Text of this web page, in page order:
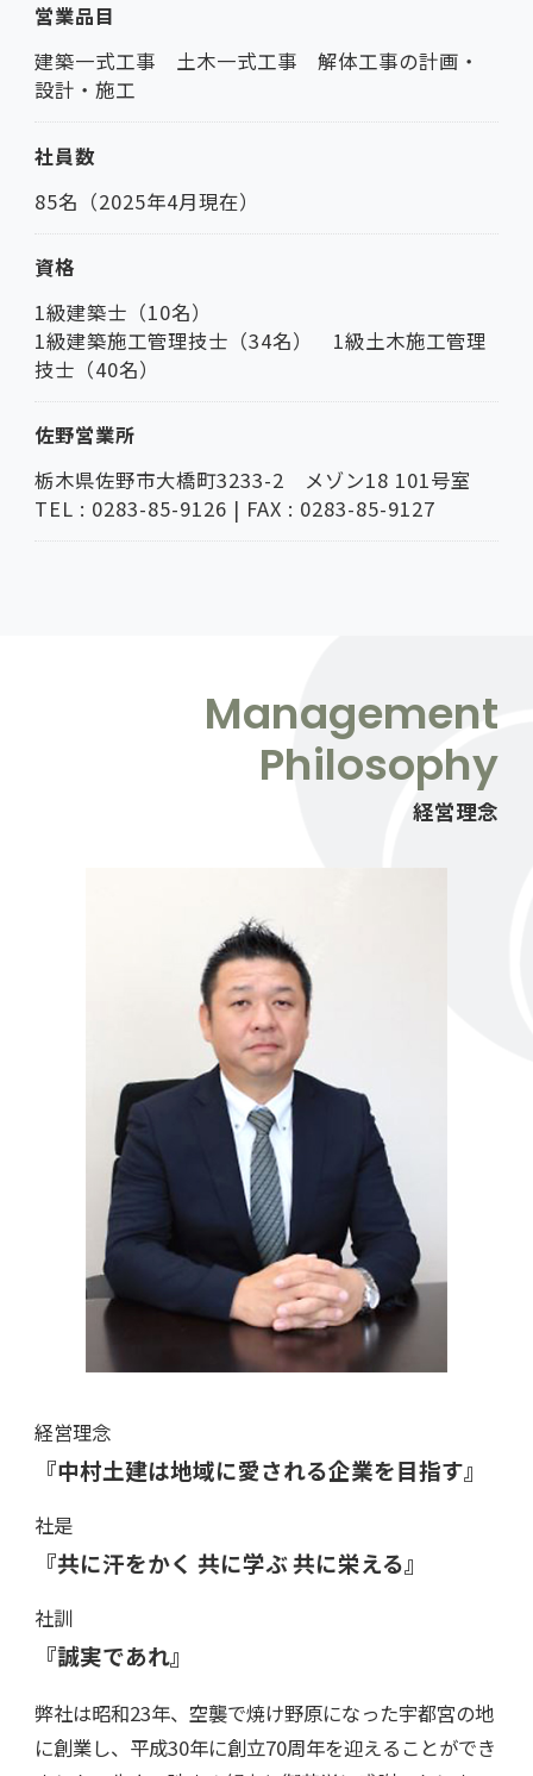
営業品目
建築一式工事 土木一式工事 解体工事の計画・
設計・施工
社員数
85名（2025年4月現在）
資格
1級建築士（10名）
1級建築施工管理技士（34名） 1級土木施工管理
技士（40名）
佐野営業所
栃木県佐野市大橋町3233-2 メゾン18 101号室
TEL : 0283-85-9126 | FAX : 0283-85-9127
Management
Philosophy
経営理念
経営理念
『中村土建は地域に愛される企業を目指す』
社是
『共に汗をかく 共に学ぶ 共に栄える』
社訓
『誠実であれ』
弊社は昭和23年、空襲で焼け野原になった宇都宮の地
に創業し、平成30年に創立70周年を迎えることができ